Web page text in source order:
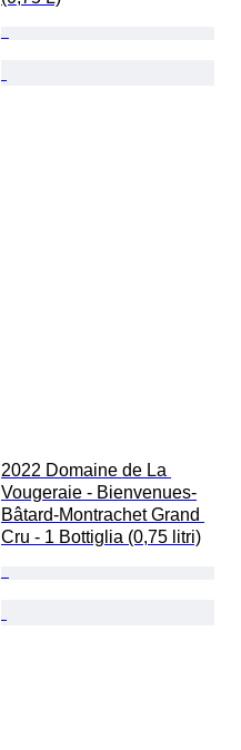
2022 Domaine de La
Vougeraie - Bienvenues-
Bâtard-Montrachet Grand
Cru - 1 Bottiglia (0,75 litri)